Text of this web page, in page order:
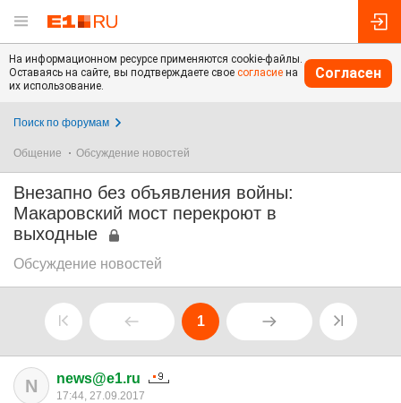
На информационном ресурсе применяются cookie-файлы.
Оставаясь на сайте, вы подтверждаете свое согласие на
их использование.
Согласен
Поиск по форумам
Общение Обсуждение новостей
Внезапно без объявления войны:
Макаровский мост перекроют в
выходные
Обсуждение новостей
1
N news@e1.ru
17:44, 27.09.2017